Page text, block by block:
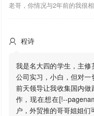
 程诗
我是名大四的学生，主
公司实习，小白，但对一
前天领导让我收集国内
作，现在想在[!--
户，外贸推的哥哥姐姐们